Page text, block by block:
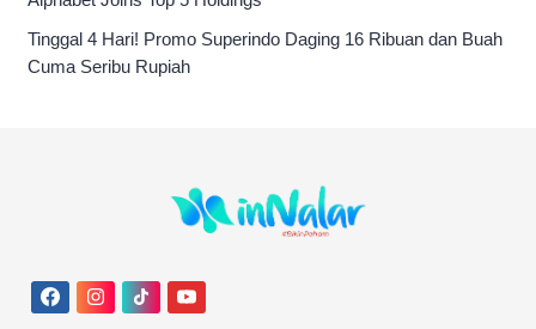
Tinggal 4 Hari! Promo Superindo Daging 16 Ribuan dan Buah
Cuma Seribu Rupiah